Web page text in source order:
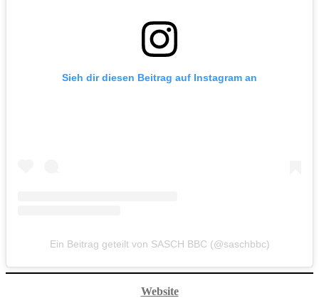
Sieh dir diesen Beitrag auf Instagram an
Ein Beitrag geteilt von SASCH BBC (@saschbbc)
Website